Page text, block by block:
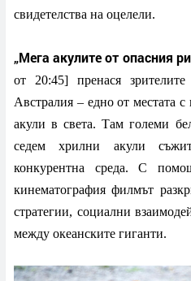
свидетелства на оцелели.
„Мега акулите от опасния
от 20:45] пренася
Австралия – едно от местата
акули в света. Там големи
седем хрилни акули
конкурентна среда. С
кинематография филмът
стратегии, социални
между океанските гиганти.